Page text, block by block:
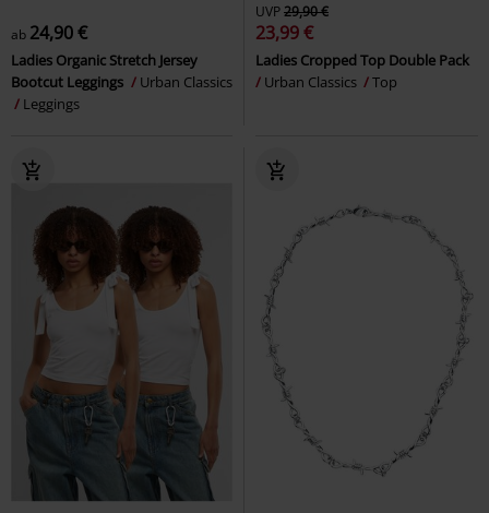
ab 24,90 €
Ladies Organic Stretch Jersey
Bootcut Leggings
Urban Classics
Leggings
UVP29,90 €
23,99 €
Ladies Cropped Top Double Pack
Urban Classics
Top